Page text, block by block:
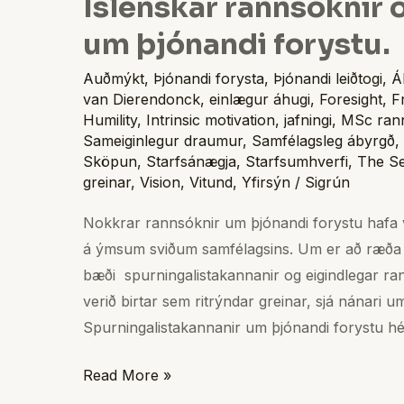
um þjónandi forystu.
Auðmýkt, Þjónandi forysta, Þjónandi leiðtogi,
van Dierendonck, einlægur áhugi, Foresight,
Humility, Intrinsic motivation, jafningi, MSc
Sameiginlegur draumur, Samfélagsleg ábyrgð,
Sköpun, Starfsánægja, Starfsumhverfi, The
greinar, Vision, Vitund, Yfirsýn / Sigrún
Nokkrar rannsóknir um þjónandi forystu
á ýmsum sviðum samfélagsins. Um er að
bæði spurningalistakannanir og eigindlegar
verið birtar sem ritrýndar greinar, sjá nánari
Spurningalistakannanir um þjónandi forystu
Read More »